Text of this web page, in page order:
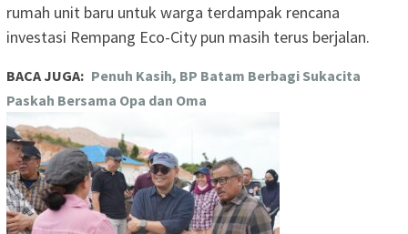
rumah unit baru untuk warga terdampak rencana
investasi Rempang Eco-City pun masih terus berjalan.
BACA JUGA: Penuh Kasih, BP Batam Berbagi Sukacita
Paskah Bersama Opa dan Oma